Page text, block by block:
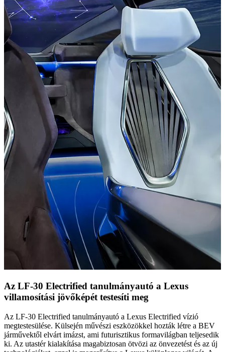
Az LF-30 Electrified tanulmányautó a Lexus
villamosítási jövőképét testesíti meg
Az LF-30 Electrified tanulmányautó a Lexus Electrified vízió
megtestesülése. Külsején művészi eszközökkel hozták létre a BEV
járművektől elvárt imázst, ami futurisztikus formavilágban teljesedik
ki. Az utastér kialakítása magabiztosan ötvözi az önvezetést és az új